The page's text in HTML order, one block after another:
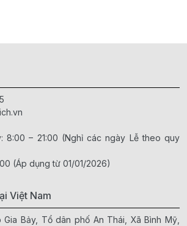
8:00 – 21:00 (Nghỉ các ngày Lễ theo quy
(Áp dụng từ 01/01/2026)
Việt Nam
Bảy, Tổ dân phố An Thái, Xã Bình Mỹ,